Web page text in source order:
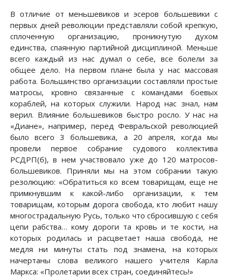
В отличие от меньшевиков и эсеров большевики с
первых дней революции представляли собой крепкую,
сплоченную организацию, проникнутую духом
единства, спаянную партийной дисциплиной. Меньше
всего каждый из нас думал о себе, все болели за
общее дело. На первом плане была у нас массовая
работа. Большинство организации составляли простые
матросы, кровно связанные с командами боевых
кораблей, на которых служили. Народ нас знал, нам
верил. Влияние большевиков быстро росло. У нас на
«Диане», например, перед Февральской революцией
было всего 3 большевика, а 20 апреля, когда мы
провели первое собрание судового коллектива
РСДРП(б), в нем участвовало уже до 120 матросов-
большевиков. Приняли мы на этом собрании такую
резолюцию: «Обратиться ко всем товарищам, еще не
примкнувшим к какой-либо организации, к тем
товарищам, которым дорога свобода, кто любит нашу
многострадальную Русь, только что сбросившую с себя
цепи рабства… кому дороги та кровь и те кости, на
которых родилась и расцветает наша свобода, не
медля ни минуты стать под знамена, на которых
начертаны слова великого нашего учителя Карла
Маркса: «Пролетарии всех стран, соединяйтесь!»